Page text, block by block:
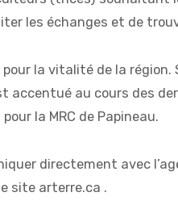
les échanges et de
la vitalité de la
accentué au cours des
la MRC de Papineau.
directement avec
site arterre.ca .